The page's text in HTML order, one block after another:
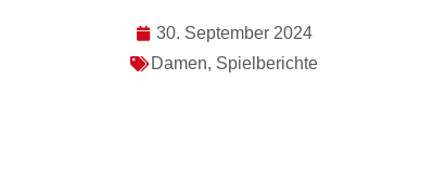
30. September 2024
Damen, Spielberichte